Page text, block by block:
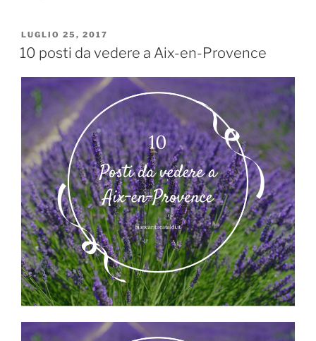
PUBBLICATO
IL
LUGLIO 25, 2017
10 posti da vedere a Aix-en-Provence